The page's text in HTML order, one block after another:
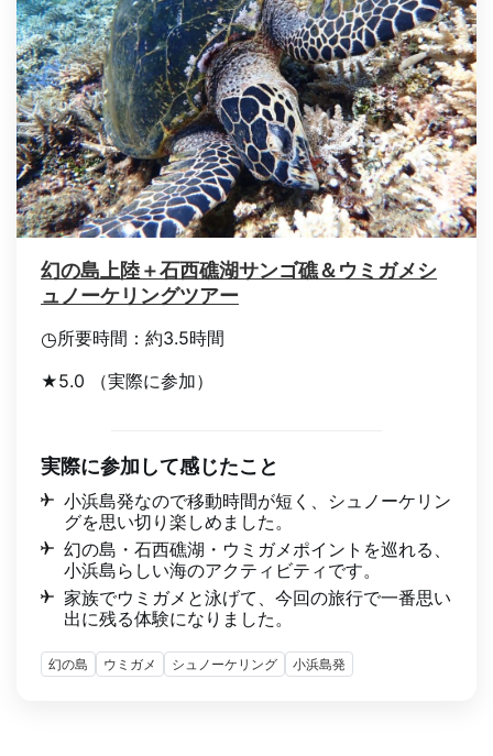
幻の島上陸＋石西礁湖サンゴ礁＆ウミガメシ
ュノーケリングツアー
◷所要時間：約3.5時間
★5.0 （実際に参加）
実際に参加して感じたこと
小浜島発なので移動時間が短く、シュノーケリン
グを思い切り楽しめました。
幻の島・石西礁湖・ウミガメポイントを巡れる、
小浜島らしい海のアクティビティです。
家族でウミガメと泳げて、今回の旅行で一番思い
出に残る体験になりました。
幻の島 ウミガメ シュノーケリング 小浜島発